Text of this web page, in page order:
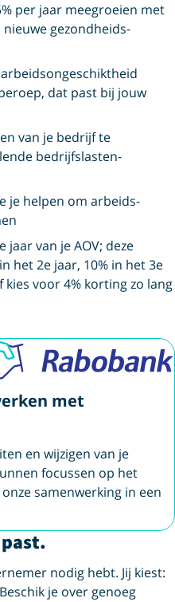
per jaar meegroeien met
nieuwe gezondheids­
dat past bij jouw
van je bedrijf te
bedrijfs­lasten­
je helpen om arbeids­
van je AOV; deze
het 2e jaar, 10% in het 3e
kies voor 4% korting zo lang
met
en wijzigen van je
focussen op het
samenwerking in een
nodig hebt. Jij kiest:
je over genoeg